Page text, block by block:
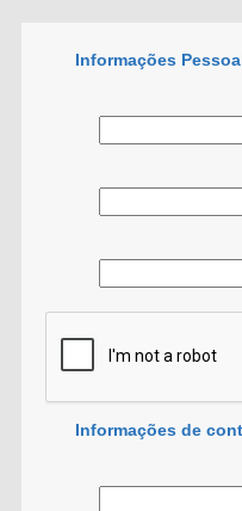
Informações
Informações de